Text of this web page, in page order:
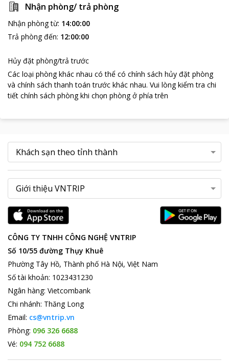
Nhận phòng/ trả phòng
Nhận phòng từ: 14:00:00
Trả phòng đến: 12:00:00
Hủy đặt phòng/trả trước
Các loại phòng khác nhau có thể có chính sách hủy đặt phòng
và chính sách thanh toán trước khác nhau. Vui lòng kiểm tra chi
tiết chính sách phòng khi chọn phòng ở phía trên
CÔNG TY TNHH CÔNG NGHỆ VNTRIP
Số 10/55 đường Thụy Khuê
Phường Tây Hồ, Thành phố Hà Nội, Việt Nam
Số tài khoản: 1023431230
Ngân hàng: Vietcombank
Chi nhánh: Thăng Long
Email: cs@vntrip.vn
Phòng: 096 326 6688
Vé: 094 752 6688